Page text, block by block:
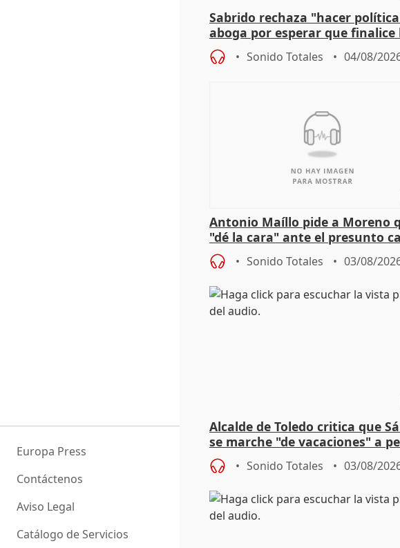
Europa Press
Contáctenos
Aviso Legal
Catálogo de Servicios
Sabrido rechaza "hacer
aboga por esperar que finalice
investigación del incendio
Sonido Totales 04/08/
Antonio Maíllo pide a Moreno
"dé la cara" ante el presunto
acoso del CEO de ADM
Sonido Totales 03/08/
Alcalde de Toledo critica que
se marche "de vacaciones" a
de la crisis migratoria
Sonido Totales 03/08/